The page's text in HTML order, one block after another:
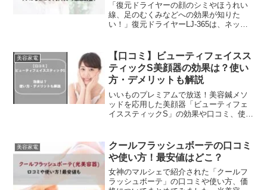
「復元ドライヤーの顔のシミやほうれい
線、足のむくみなどへの効果が知りた
い！」復元ドライヤーLJ-365は、ネット
の毛をただ乾かすだけではなくて、ツヤ
ツヤな神へと生まれ...
美容家電
【口コミ】ビューティフェイスス
ティックS美顔器の効果は？使い
方・デメリットも解説
いいものプレミアムで放送！美容鍼メソ
ッドを応用した美顔器「ビューティフェ
イススティックS」の効果や口コミ、使い
美容家電
クールフラッシュボーテの口コミ
や使い方！最安値はどこ？
女神のマルシェで紹介された「クールフ
ラッシュボーテ」の口コミや使い方、価